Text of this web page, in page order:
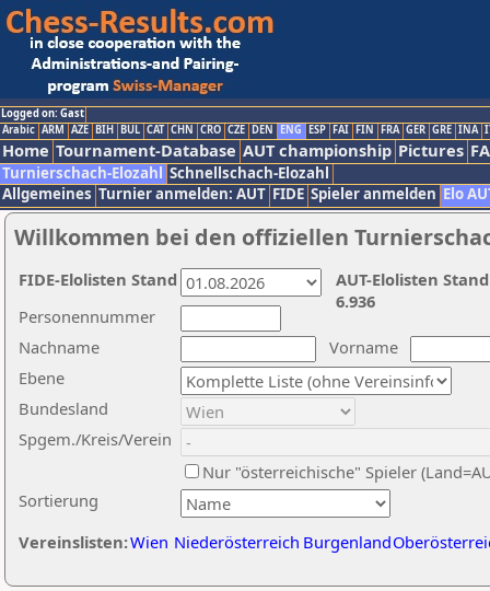
Logged on: Gast
Arabic ARM AZE BIH BUL CAT CHN CRO CZE DEN ENG ESP FAI FIN FRA GER GRE INA
Home Tournament-Database AUT championship Pictures
Turnierschach-Elozahl Schnellschach-Elozahl
Allgemeines Turnier anmelden: AUT FIDE Spieler anmelden Elo
Willkommen bei den offiziellen
Nachname
Vorname
Ebene
Sortierung
Personennummer
Bundesland
Spgem./Kreis/Verein
Nur "österreichische" Spieler
Vereinslisten:Wien Niederösterreich Burgenland
AUT-Elolisten
6.936
FIDE-Elolisten Stand